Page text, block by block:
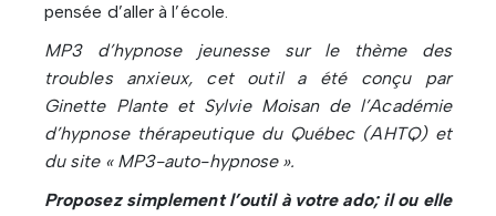
pensée d’aller à l’école.
MP3 d’hypnose jeunesse sur le thème des
troubles anxieux, cet outil a été conçu par
Ginette Plante et Sylvie Moisan de l’Académie
d’hypnose thérapeutique du Québec (AHTQ) et
du site « MP3-auto-hypnose ».
Proposez simplement l’outil à votre ado; il ou elle